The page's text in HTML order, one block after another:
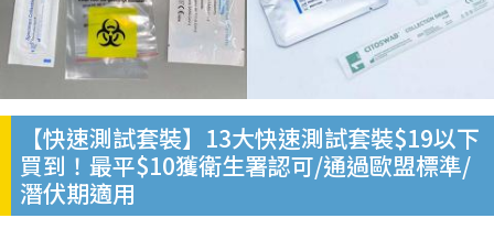
【快速測試套裝】13大快速測試套裝$19以下
買到！最平$10獲衛生署認可/通過歐盟標準/
潛伏期適用